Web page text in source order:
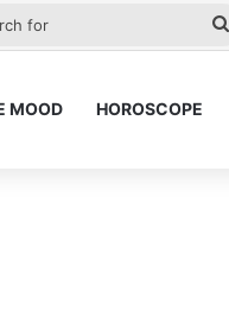
MOOD HOROSCOPE